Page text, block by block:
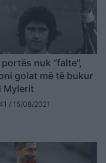
portës nuk “falte”,
golat më të bukur
Mylerit
/ 15/08/2021